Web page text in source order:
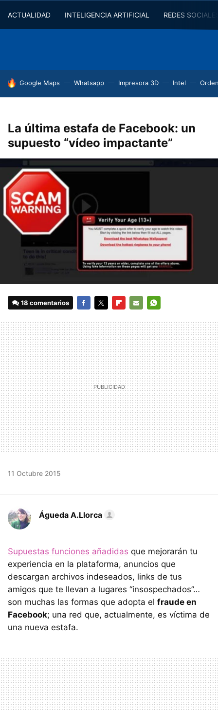
ACTUALIDAD INTELIGENCIA ARTIFICIAL REDES
HOY SE HABLA DE
Google Maps Whatsapp Impresora 3D Intel
La última estafa de Facebook: un
supuesto “vídeo impactante”
18 comentarios
MAIL
11 Octubre 2015
Águeda A.Llorca
Supuestas funciones añadidas que mejorarán tu
experiencia en la plataforma, anuncios que
descargan archivos indeseados, links de tus
amigos que te llevan a lugares “insospechados”…
son muchas las formas que adopta el fraude en
Facebook; una red que, actualmente, es víctima de
una nueva estafa.